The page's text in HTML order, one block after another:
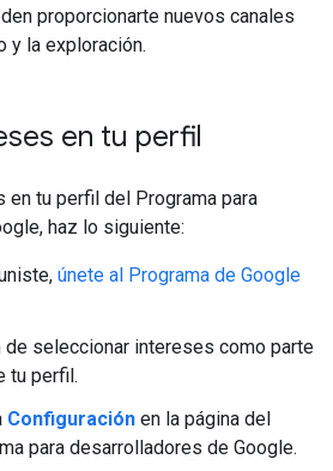
proporcionarte nuevos canales
y la exploración.
en tu perfil
en tu perfil del Programa para
haz lo siguiente:
únete al Programa de Google
de seleccionar intereses como parte
tu perfil.
Configuración en la página del
para desarrolladores de Google.